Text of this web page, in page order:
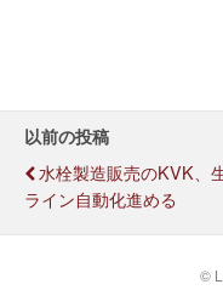
以前の投稿
水栓製造販売のKVK、
ライン自動化進める
©